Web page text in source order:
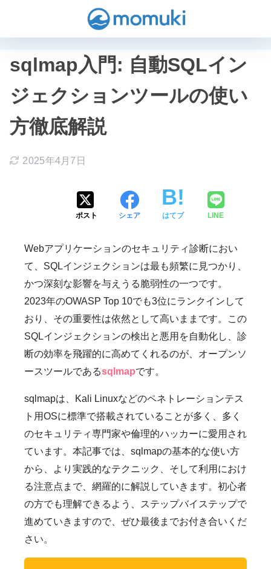
sqlmap入門: 自動SQLイン
ジェクションツールの使い
方徹底解説
2025年4月7日
ポスト シェア はてブ LINE
Webアプリケーションのセキュリティ診断におい
て、SQLインジェクションは最も頻繁に見つかり、
かつ深刻な影響を与えうる脆弱性の一つです。
2023年のOWASP Top 10でも3位にランクインして
おり、その重要性は依然として高いままです。この
SQLインジェクションの検出と悪用を自動化し、診
断の効率を飛躍的に高めてくれるのが、オープンソ
ースツールであるsqlmapです。
sqlmapは、Kali Linuxなどのペネトレーションテス
ト用OSに標準で搭載されていることが多く、多く
のセキュリティ専門家や倫理的ハッカーに愛用され
ています。本記事では、sqlmapの基本的な使い方
から、より実践的なテクニック、そして利用におけ
る注意点まで、網羅的に解説していきます。初心者
の方でも理解できるよう、ステップバイステップで
進めていきますので、ぜひ最後までお付き合いくだ
さい。